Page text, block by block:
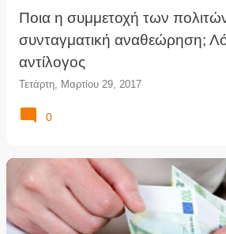
Ποια η συμμετοχή των
συνταγματική αναθεώρηση;
αντίλογος
Τετάρτη, Μαρτίου 29, 2017
0